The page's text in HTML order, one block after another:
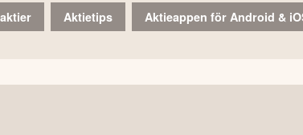
Aktietips Aktieappen för Android &